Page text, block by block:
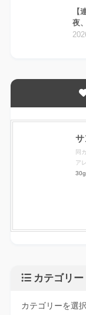
【
夜
サ
同
ア
カテゴリー